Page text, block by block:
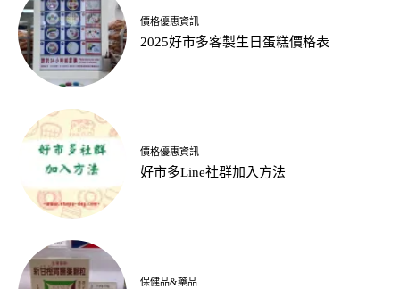
價格優惠資訊
2025好市多客製生日蛋糕價格表
價格優惠資訊
好市多Line社群加入方法
保健品&藥品